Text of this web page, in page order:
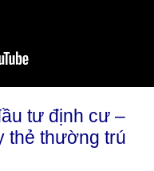
tư định cư –
thẻ thường trú